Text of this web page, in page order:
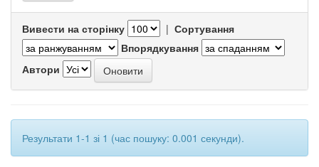
Вивести на сторінку | Сортування
Впорядкування
Автори
Результати 1-1 зі 1 (час пошуку: 0.001 секунди).